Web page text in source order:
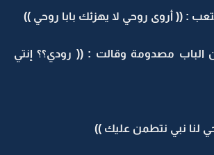
: (( أروى روحي لا يهزئك بابا روحي ))
الباب مصدومة وقالت : (( رودي؟؟ إنتي
لنا نبي نتطمن عليك ))